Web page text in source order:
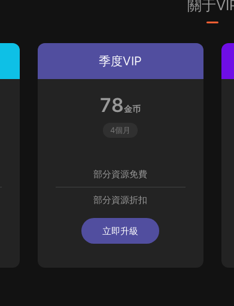
關于
季度VIP
78金币
4個月
部分資源免費
部分資源折扣
立即升級